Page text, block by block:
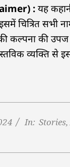
:यह
चित्रित सभी
कल्पना की
व्यक्ति से
In: Stories,